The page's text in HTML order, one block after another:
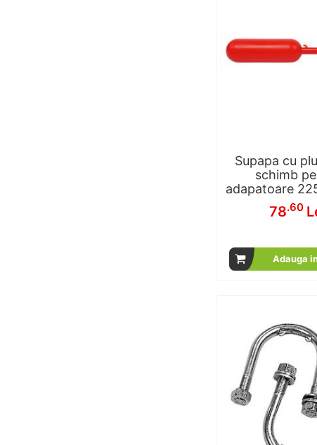
Supapa cu
schimb
adapatoare
78.60
Adauga